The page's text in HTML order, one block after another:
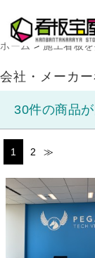
ホーム >施工看板
会社・メーカー
30件の商品
1 2 ≫